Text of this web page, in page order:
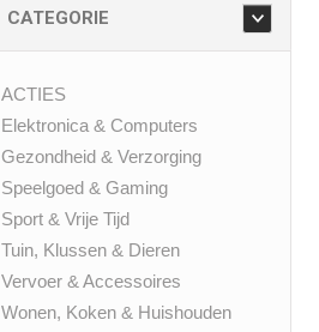
CATEGORIE
ACTIES
Elektronica & Computers
Gezondheid & Verzorging
Speelgoed & Gaming
Sport & Vrije Tijd
Tuin, Klussen & Dieren
Vervoer & Accessoires
Wonen, Koken & Huishouden